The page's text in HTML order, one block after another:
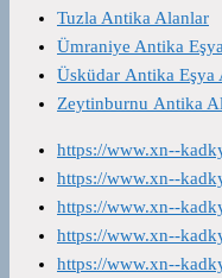
Tuzla Antika Alanlar
Ümraniye Antika
Üsküdar Antika Eşya
Zeytinburnu Antika
https://www.xn--
https://www.xn--
https://www.xn--
https://www.xn--
https://www.xn--